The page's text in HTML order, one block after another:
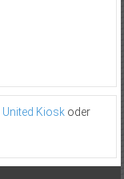
United Kioskoder